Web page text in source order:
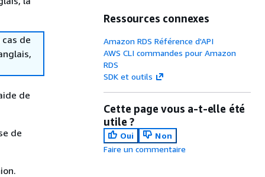
de
de
de
Ressources connexes
Amazon RDS Référence d'API
AWS CLI commandes pour Amazon
RDS
SDK et outils
Cette page vous a-t-elle été
utile ?
Oui
Non
Faire un commentaire